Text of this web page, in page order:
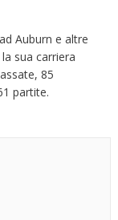
Auburn e altre
sua carriera
85
partite.